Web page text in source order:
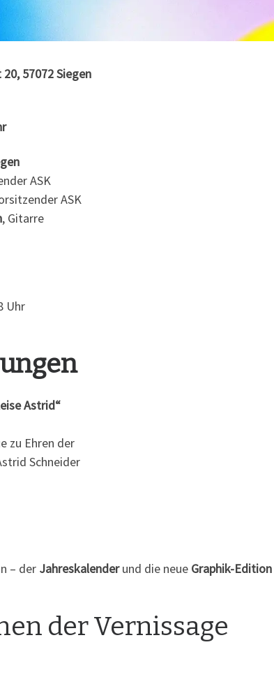
57072 Siegen
ASK
ASK
, Gitarre
Uhr
Astrid“
zu Ehren der
Schneider
– der Jahreskalenderund die neue Graphik-Edition
der Vernissage